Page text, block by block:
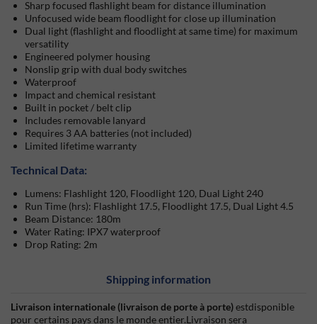
Sharp focused flashlight beam for distance illumination
Unfocused wide beam floodlight for close up illumination
Dual light (flashlight and floodlight at same time) for maximum
versatility
Engineered polymer housing
Nonslip grip with dual body switches
Waterproof
Impact and chemical resistant
Built in pocket / belt clip
Includes removable lanyard
Requires 3 AA batteries (not included)
Limited lifetime warranty
Technical Data:
Lumens: Flashlight 120, Floodlight 120, Dual Light 240
Run Time (hrs): Flashlight 17.5, Floodlight 17.5, Dual Light 4.5
Beam Distance: 180m
Water Rating: IPX7 waterproof
Drop Rating: 2m
Shipping information
Livraison internationale (livraison de porte à porte)estdisponible
pour certains pays dans le monde entier.Livraison sera